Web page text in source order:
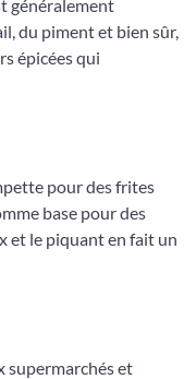
généralement
du piment et bien sûr,
épicées qui
pour des frites
base pour des
et le piquant en fait un
supermarchés et